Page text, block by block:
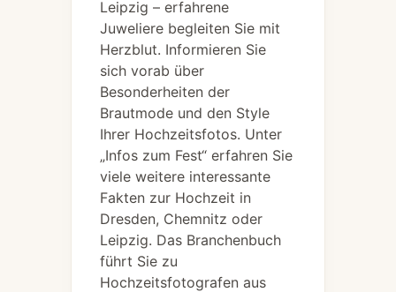
Leipzig – erfahrene
Juweliere begleiten Sie mit
Herzblut. Informieren Sie
sich vorab über
Besonderheiten der
Brautmode und den Style
Ihrer Hochzeitsfotos. Unter
„Infos zum Fest“ erfahren Sie
viele weitere interessante
Fakten zur Hochzeit in
Dresden, Chemnitz oder
Leipzig. Das Branchenbuch
führt Sie zu
Hochzeitsfotografen aus